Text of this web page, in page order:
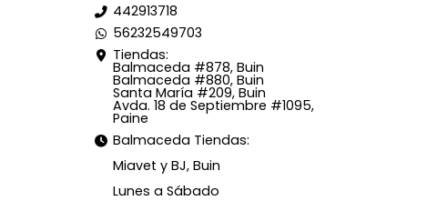
442913718
56232549703
Tiendas:
Balmaceda #878, Buin
Balmaceda #880, Buin
Santa María #209, Buin
Avda. 18 de Septiembre #1095,
Paine
Balmaceda Tiendas:
Miavet y BJ, Buin
Lunes a Sábado